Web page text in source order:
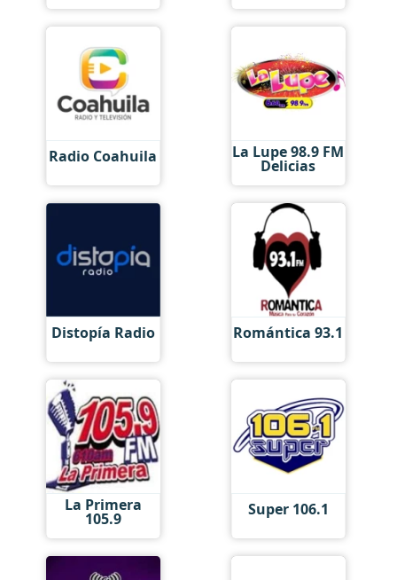
Radio Coahuila La Lupe 98.9 FM
Delicias
Distopía Radio Romántica 93.1
La Primera
105.9 Super 106.1